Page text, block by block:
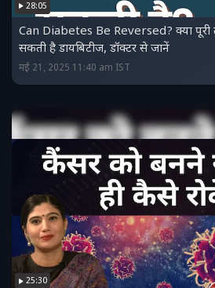
28:05
Can Diabetes Be Reversed? क्या पूरी
सकती है डायबिटीज, डॉक्टर से जानें
मई 21, 2025 11:40 am IST
25:30